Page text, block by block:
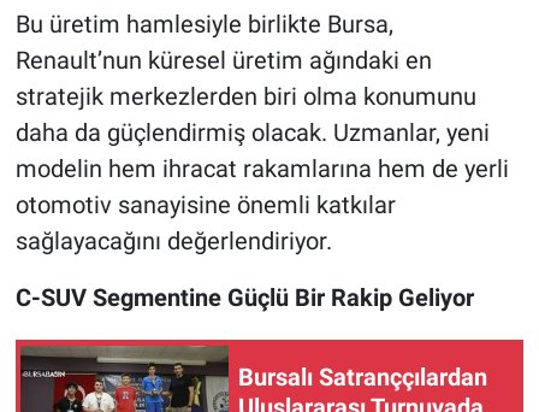
Bu üretim hamlesiyle birlikte Bursa,
Renault’nun küresel üretim ağındaki en
stratejik merkezlerden biri olma konumunu
daha da güçlendirmiş olacak. Uzmanlar, yeni
modelin hem ihracat rakamlarına hem de yerli
otomotiv sanayisine önemli katkılar
sağlayacağını değerlendiriyor.
C-SUV Segmentine Güçlü Bir Rakip Geliyor
Bursalı Satranççılardan